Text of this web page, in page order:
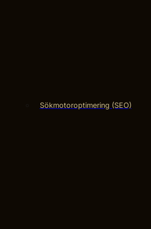
Sökmotoroptimering (SEO)